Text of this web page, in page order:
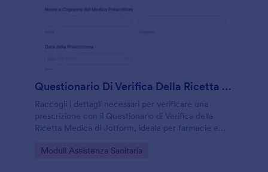
Questionario Di Verifica Della Ricetta Medica
Raccogli i dettagli necessari per verificare una
prescrizione con il Questionario di Verifica della
Ricetta Medica di Jotform, ideale per farmacie e
e gestire ogni invio del modulo.
Go to Category:
Moduli Assistenza Sanitaria